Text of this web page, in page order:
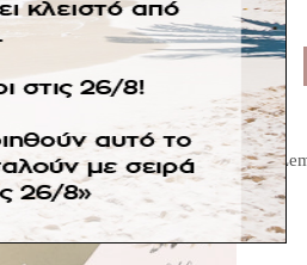
3.50€
ΠΕΡΙΣΣΌΤΕΡΑ
Πρόσθήκη
στην
λίστα
επιθυμιών